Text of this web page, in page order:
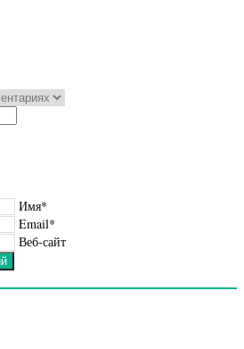
Имя*
Email*
Веб-сайт